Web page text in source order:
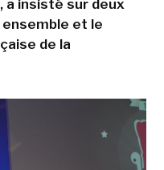
a insisté sur deux
et le
de la